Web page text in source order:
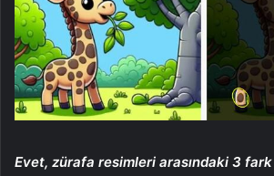
Evet, zürafa resimleri arasındaki 3